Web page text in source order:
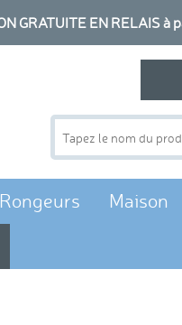
GRATUITE EN RELAIS à
Rongeurs Maison